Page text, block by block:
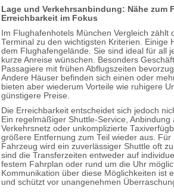
Lage und Verkehrsanbindung: Nähe zum
Erreichbarkeit im Fokus
Im Flughafenhotels München Vergleich zählt
Terminal zu den wichtigsten Kriterien. Einige
dem Flughafengelände. Sie sind ideal für all
kurze Anreise wünschen. Besonders
Passagiere mit frühen Abflugszeiten
Andere Häuser befinden sich einen oder
bieten aber wiederum Vorteile wie ruhigere
günstigere Preise.
Die Erreichbarkeit entscheidet sich jedoch
Ein regelmäßiger Shuttle-Service, Anbindung
Verkehrsnetz oder unkomplizierte
größere Entfernung zum Teil wieder aus.
Fahrzeug wird ein zuverlässiger Shuttle oft
sind die Transferzeiten entweder auf
festem Fahrplan oder rund um die Uhr
Kommunikation über diese Möglichkeiten ist
und schützt vor unangenehmen